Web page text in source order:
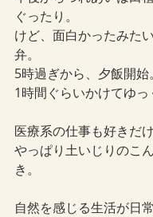
ぐったり。
けど、面白かったみた
弁。
5時過ぎから、夕飯開始。
1時間ぐらいかけてゆっ
医療系の仕事も好きだけ
やっぱり土いじりのこ
き。
自然を感じる生活が日常